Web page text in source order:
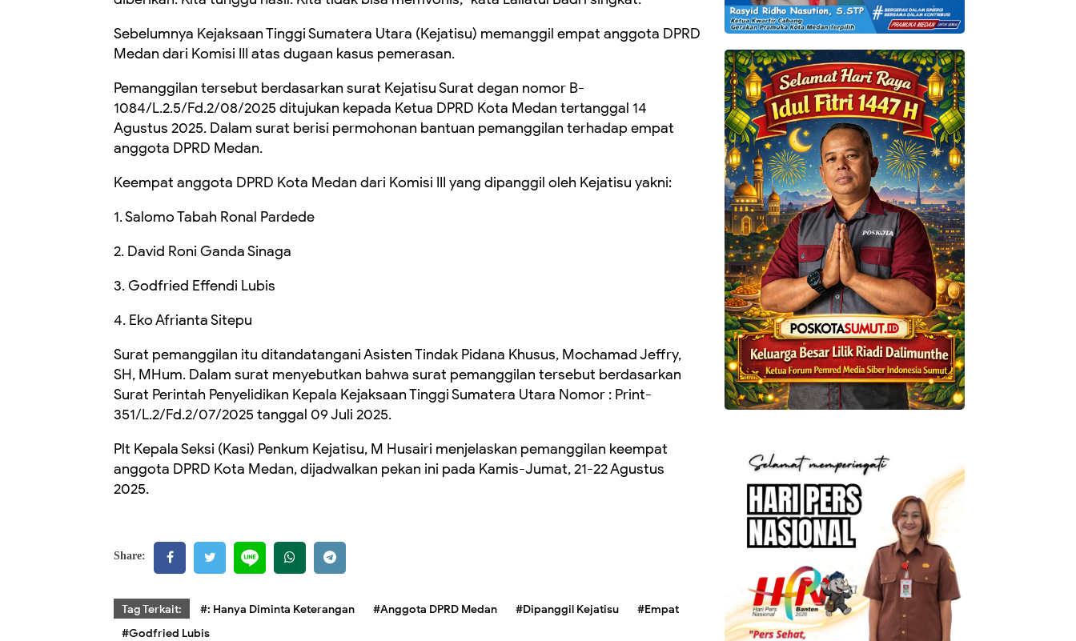
Sebelumnya Kejaksaan Tinggi Sumatera Utara (Kejatisu) memanggil empat anggota DPRD
Medan dari Komisi III atas dugaan kasus pemerasan.
Pemanggilan tersebut berdasarkan surat Kejatisu Surat degan nomor B-
1084/L.2.5/Fd.2/08/2025 ditujukan kepada Ketua DPRD Kota Medan tertanggal 14
Agustus 2025. Dalam surat berisi permohonan bantuan pemanggilan terhadap empat
anggota DPRD Medan.
Keempat anggota DPRD Kota Medan dari Komisi III yang dipanggil oleh Kejatisu yakni:
1. Salomo Tabah Ronal Pardede
2. David Roni Ganda Sinaga
3. Godfried Effendi Lubis
4. Eko Afrianta Sitepu
Surat pemanggilan itu ditandatangani Asisten Tindak Pidana Khusus, Mochamad Jeffry,
SH, MHum. Dalam surat menyebutkan bahwa surat pemanggilan tersebut berdasarkan
Surat Perintah Penyelidikan Kepala Kejaksaan Tinggi Sumatera Utara Nomor : Print-
351/L.2/Fd.2/07/2025 tanggal 09 Juli 2025.
Plt Kepala Seksi (Kasi) Penkum Kejatisu, M Husairi menjelaskan pemanggilan keempat
anggota DPRD Kota Medan, dijadwalkan pekan ini pada Kamis-Jumat, 21-22 Agustus
2025.
Share:
Tag Terkait: #: Hanya Diminta Keterangan #Anggota DPRD Medan #Dipanggil Kejatisu
#Empat
#Godfried Lubis